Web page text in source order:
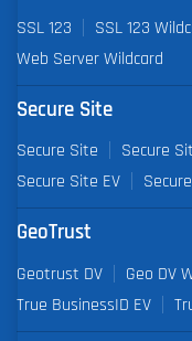
SSL 123 SSL 123
Web Server Wildcard
Secure Site
Secure Site Secure
Secure Site EV
GeoTrust
Geotrust DV Geo DV
True BusinessID EV